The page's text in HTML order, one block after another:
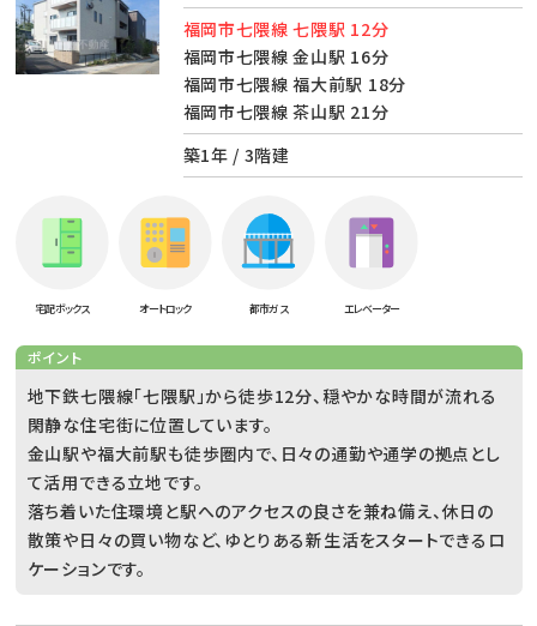
福岡市七隈線 七隈駅 12分
福岡市七隈線 金山駅 16分
福岡市七隈線 福大前駅 18分
福岡市七隈線 茶山駅 21分
築1年 / 3階建
宅配ボックス オートロック 都市ガス エレベーター
ポイント
地下鉄七隈線「七隈駅」から徒歩12分、穏やかな時間が流れる
閑静な住宅街に位置しています。
金山駅や福大前駅も徒歩圏内で、日々の通勤や通学の拠点とし
て活用できる立地です。
落ち着いた住環境と駅へのアクセスの良さを兼ね備え、休日の
散策や日々の買い物など、ゆとりある新生活をスタートできるロ
ケーションです。